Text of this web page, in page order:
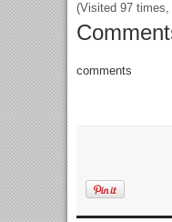
(Visited 97
comments